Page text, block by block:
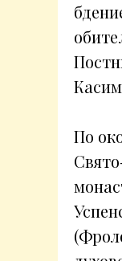
По